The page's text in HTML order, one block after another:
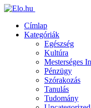
Címlap
Kategóriák
Egészség
Kultúra
Mesterséges
Pénzügy
Szórakozás
Tanulás
Tudomány